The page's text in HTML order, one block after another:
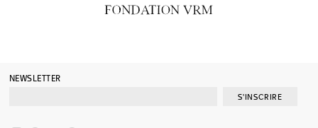
NEWSLETTER
S'INSCRIRE